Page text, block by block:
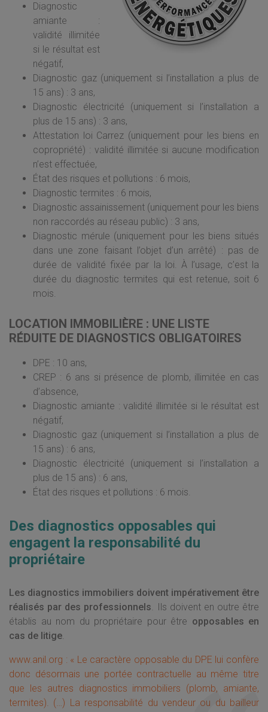
Diagnostic
amiante :
validité illimitée
si le résultat est
négatif,
Diagnostic gaz (uniquement si l’installation a plus de
15 ans) : 3 ans,
Diagnostic électricité (uniquement si l’installation a
plus de 15 ans) : 3 ans,
Attestation loi Carrez (uniquement pour les biens en
copropriété) : validité illimitée si aucune modification
n’est effectuée,
État des risques et pollutions : 6 mois,
Diagnostic termites : 6 mois,
Diagnostic assainissement (uniquement pour les biens
non raccordés au réseau public) : 3 ans,
Diagnostic mérule (uniquement pour les biens situés
dans une zone faisant l’objet d’un arrêté) : pas de
durée de validité fixée par la loi. À l’usage, c’est la
durée du diagnostic termites qui est retenue, soit 6
mois.
LOCATION IMMOBILIÈRE : UNE LISTE
RÉDUITE DE DIAGNOSTICS OBLIGATOIRES
DPE : 10 ans,
CREP : 6 ans si présence de plomb, illimitée en cas
d’absence,
Diagnostic amiante : validité illimitée si le résultat est
négatif,
Diagnostic gaz (uniquement si l’installation a plus de
15 ans) : 6 ans,
Diagnostic électricité (uniquement si l’installation a
plus de 15 ans) : 6 ans,
État des risques et pollutions : 6 mois.
Des diagnostics opposables qui
engagent la responsabilité du
propriétaire
Les diagnostics immobiliers doivent impérativement être
réalisés par des professionnels. Ils doivent en outre être
établis au nom du propriétaire pour être opposables en
cas de litige.
www.anil.org : « Le caractère opposable du DPE lui confère
donc désormais une portée contractuelle au même titre
que les autres diagnostics immobiliers (plomb, amiante,
termites). (…) La responsabilité du vendeur ou du bailleur